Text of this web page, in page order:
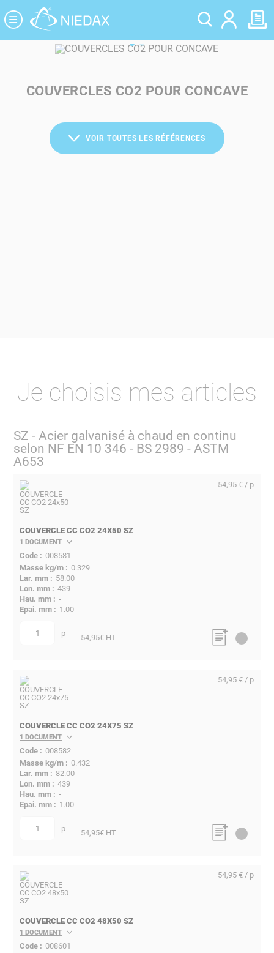
COUVERCLES CO2 POUR CONCAVE
VOIR TOUTES LES RÉFÉRENCES
Je choisis mes articles
SZ - Acier galvanisé à chaud en continu
selon NF EN 10 346 - BS 2989 - ASTM
A653
COUVERCLE CC CO2 24X50 SZ
1 DOCUMENT
008581
0.329
58.00
439
-
1.00
quantité p
54,95 € / p
54,95€ HT
COUVERCLE CC CO2 24X75 SZ
1 DOCUMENT
008582
0.432
82.00
439
-
1.00
quantité p
54,95 € / p
54,95€ HT
COUVERCLE CC CO2 48X50 SZ
1 DOCUMENT
008601
54,95 € / p
Panneau de gestion des cookies